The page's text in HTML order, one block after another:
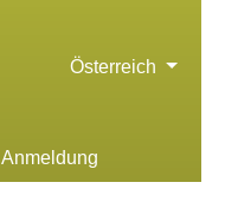
Anmeldung
Österreich